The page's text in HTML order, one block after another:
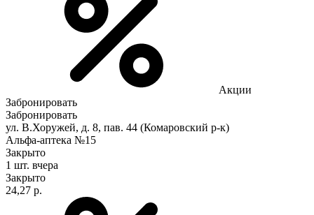
Акции
Забронировать
Забронировать
ул. В.Хоружей, д. 8, пав. 44 (Комаровский р-к)
Альфа-аптека №15
Закрыто
1 шт. вчера
Закрыто
24,27 р.